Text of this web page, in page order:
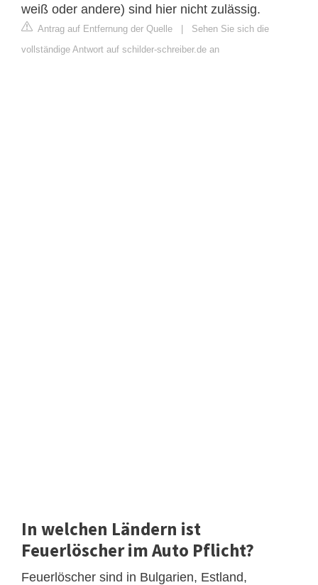
weiß oder andere) sind hier nicht zulässig.
Antrag auf Entfernung der Quelle | Sehen Sie sich die
vollständige Antwort auf schilder-schreiber.de an
In welchen Ländern ist
Feuerlöscher im Auto Pflicht?
Feuerlöscher sind in Bulgarien, Estland,